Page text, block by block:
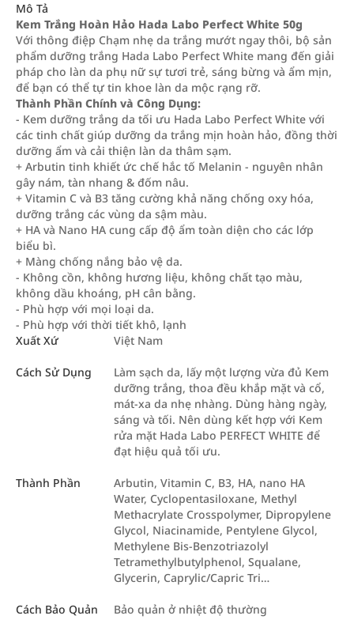
Mô Tả
Kem Trắng Hoàn Hảo Hada Labo Perfect White 50g
Với thông điệp Chạm nhẹ da trắng mướt ngay thôi, bộ sản
phẩm dưỡng trắng Hada Labo Perfect White mang đến giải
pháp cho làn da phụ nữ sự tươi trẻ, sáng bừng và ẩm mịn,
để bạn có thể tự tin khoe làn da mộc rạng rỡ.
Thành Phần Chính và Công Dụng:
- Kem dưỡng trắng da tối ưu Hada Labo Perfect White với
các tinh chất giúp dưỡng da trắng mịn hoàn hảo, đồng thời
dưỡng ẩm và cải thiện làn da thâm sạm.
+ Arbutin tinh khiết ức chế hắc tố Melanin - nguyên nhân
gây nám, tàn nhang & đốm nâu.
+ Vitamin C và B3 tăng cường khả năng chống oxy hóa,
dưỡng trắng các vùng da sậm màu.
+ HA và Nano HA cung cấp độ ẩm toàn diện cho các lớp
biểu bì.
+ Màng chống nắng bảo vệ da.
- Không cồn, không hương liệu, không chất tạo màu,
không dầu khoáng, pH cân bằng.
- Phù hợp với mọi loại da.
- Phù hợp với thời tiết khô, lạnh
Xuất Xứ
Việt Nam
Cách Sử Dụng
Làm sạch da, lấy một lượng vừa đủ Kem
dưỡng trắng, thoa đều khắp mặt và cổ,
mát-xa da nhẹ nhàng. Dùng hàng ngày,
sáng và tối. Nên dùng kết hợp với Kem
rửa mặt Hada Labo PERFECT WHITE để
đạt hiệu quả tối ưu.
Thành Phần
Arbutin, Vitamin C, B3, HA, nano HA
Water, Cyclopentasiloxane, Methyl
Methacrylate Crosspolymer, Dipropylene
Glycol, Niacinamide, Pentylene Glycol,
Methylene Bis-Benzotriazolyl
Tetramethylbutylphenol, Squalane,
Glycerin, Caprylic/Capric Tri…
Cách Bảo Quản Bảo quản ở nhiệt độ thường